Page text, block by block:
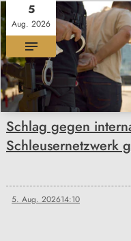
5
Aug. 2026
Schlag gegen
Schleusernetzwerk
5. Aug. 202614:10